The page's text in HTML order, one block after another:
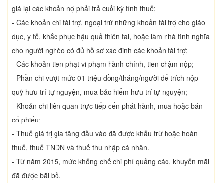
giá lại các khoản nợ phải trả cuối kỳ tính thuế;
- Các khoản chi tài trợ, ngoại trừ những khoản tài trợ cho giáo
dục, y tế, khắc phục hậu quả thiên tai, hoặc làm nhà tình nghĩa
cho người nghèo có đủ hồ sơ xác đinh các khoản tài trợ;
- Các khoản tiền phạt vi phạm hành chính, tiền chậm nộp;
- Phần chi vượt mức 01 triệu đồng/tháng/người để trích nộp
quỹ hưu trí tự nguyện, mua bảo hiểm hưu trí tự nguyện;
- Khoản chi liên quan trực tiếp đến phát hành, mua hoặc bán
cổ phiếu;
- Thuế giá trị gia tăng đầu vào đã được khấu trừ hoặc hoàn
thuế, thuế TNDN và thuế thu nhập cá nhân.
- Từ năm 2015, mức khống chế chi phí quảng cáo, khuyến mãi
đã được bãi bỏ.